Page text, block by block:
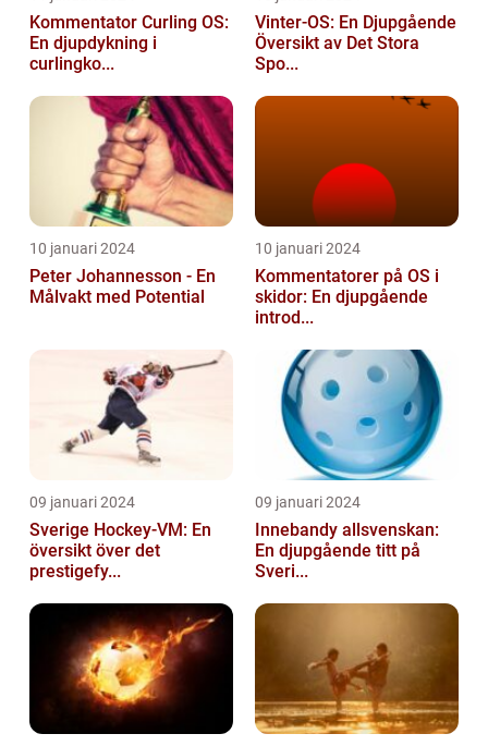
Kommentator Curling OS:
En djupdykning i
curlingko...
Vinter-OS: En Djupgående
Översikt av Det Stora
Spo...
10 januari 2024
Peter Johannesson - En
Målvakt med Potential
10 januari 2024
Kommentatorer på OS i
skidor: En djupgående
introd...
09 januari 2024
Sverige Hockey-VM: En
översikt över det
prestigefy...
09 januari 2024
Innebandy allsvenskan:
En djupgående titt på
Sveri...